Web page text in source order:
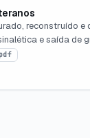
reconstruído e
e saída de